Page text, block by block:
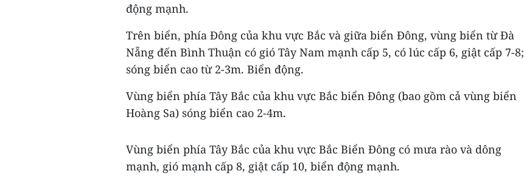
động mạnh.
Trên biển, phía Đông của khu vực Bắc và giữa biển Đông, vùng biển từ Đà
Nẵng đến Bình Thuận có gió Tây Nam mạnh cấp 5, có lúc cấp 6, giật cấp 7-8;
sóng biển cao từ 2-3m. Biển động.
Vùng biển phía Tây Bắc của khu vực Bắc biển Đông (bao gồm cả vùng biển
Hoàng Sa) sóng biển cao 2-4m.
Vùng biển phía Tây Bắc của khu vực Bắc Biển Đông có mưa rào và dông
mạnh, gió mạnh cấp 8, giật cấp 10, biển động mạnh.